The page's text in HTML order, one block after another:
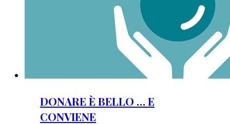
DONARE È BELLO … E
CONVIENE